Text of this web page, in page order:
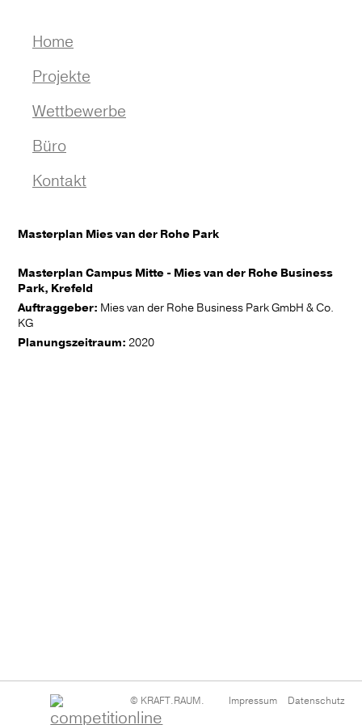
Navigation
überspringen
Home
Projekte
Auswahl
Wohnumfeld I Quartier
Bildung I Gesundheit
Park I Spiel
Sport I Kultur
Konzept I Studie
Wettbewerbe
1. Preise
3. Preise
Büro
Profil
Team
Jobs
Auszeichnungen
Publikationen
Kontakt
Masterplan Mies van der Rohe Park
Masterplan Campus Mitte - Mies van der Rohe Business
Park, Krefeld
Auftraggeber: Mies van der Rohe Business Park GmbH & Co.
KG
Planungszeitraum: 2020
Navigation
Impressum Datenschutz
© KRAFT.RAUM.